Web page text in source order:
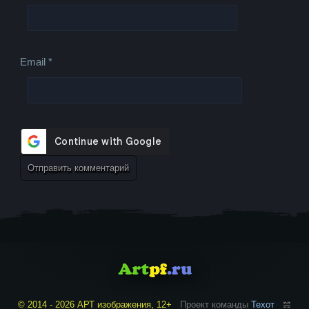
Email*
© 2014 - 2026 АРТ изображения, 12+ Проект команды Техот 𝌴